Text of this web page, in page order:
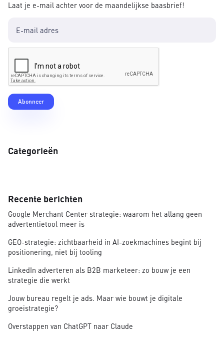
Laat je e-mail achter voor de maandelijkse baasbrief!
Categorieën
Recente berichten
Google Merchant Center strategie: waarom het allang geen
advertentietool meer is
GEO-strategie: zichtbaarheid in AI-zoekmachines begint bij
positionering, niet bij tooling
LinkedIn adverteren als B2B marketeer: zo bouw je een
strategie die werkt
Jouw bureau regelt je ads. Maar wie bouwt je digitale
groeistrategie?
Overstappen van ChatGPT naar Claude